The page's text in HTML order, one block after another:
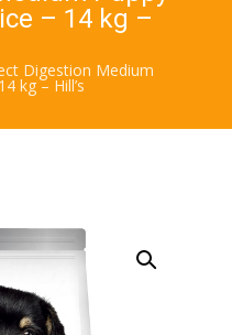
– 14 kg –
Digestion Medium
kg – Hill’s